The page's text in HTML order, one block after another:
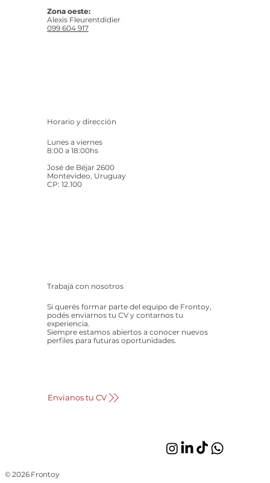
© 2026 Frontoy
Zona oeste:
Alexis Fleurentdidier
099 604 917
Horario y dirección
Lunes a viernes
8:00 a 18:00hs
José de Béjar 2600
Montevideo, Uruguay
CP: 12.100
Trabajá con nosotros
Si querés formar parte del equipo de Frontoy,
podés enviarnos tu CV y contarnos tu
experiencia.
Siempre estamos abiertos a conocer nuevos
perfiles para futuras oportunidades.
Envianos tu CV